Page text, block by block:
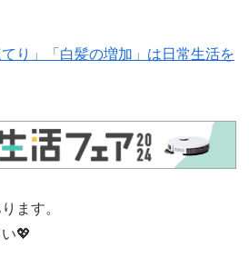
り」「白髪の増加」は日常生活を
ます。
💖